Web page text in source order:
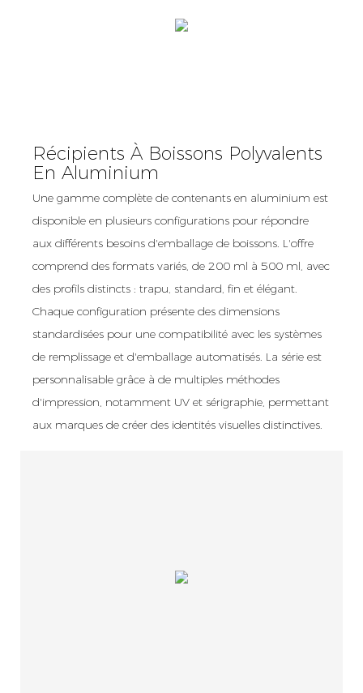
Récipients À Boissons Polyvalents
En Aluminium
Une gamme complète de contenants en aluminium est
disponible en plusieurs configurations pour répondre
aux différents besoins d'emballage de boissons. L'offre
comprend des formats variés, de 200 ml à 500 ml, avec
des profils distincts : trapu, standard, fin et élégant.
Chaque configuration présente des dimensions
standardisées pour une compatibilité avec les systèmes
de remplissage et d'emballage automatisés. La série est
personnalisable grâce à de multiples méthodes
d'impression, notamment UV et sérigraphie, permettant
aux marques de créer des identités visuelles distinctives.